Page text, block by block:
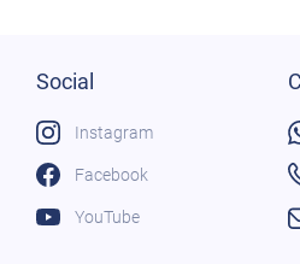
Social
Instagram
Facebook
YouTube